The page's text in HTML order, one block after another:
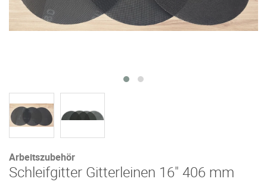
Arbeitszubehör
Schleifgitter Gitterleinen 16" 406 mm